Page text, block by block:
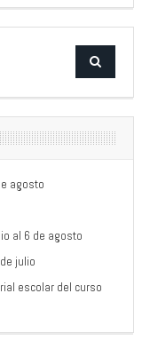
agosto
al 6 de agosto
julio
escolar del curso